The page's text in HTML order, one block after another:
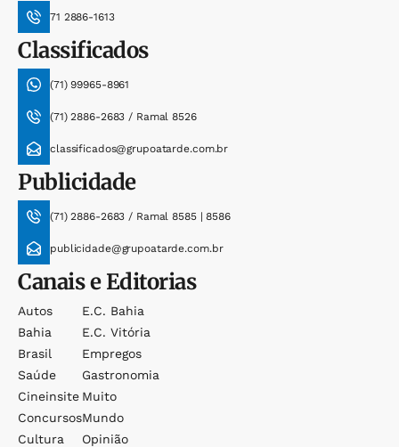
71 2886-1613
Classificados
(71) 99965-8961
(71) 2886-2683 / Ramal 8526
classificados@grupoatarde.com.br
Publicidade
(71) 2886-2683 / Ramal 8585 | 8586
publicidade@grupoatarde.com.br
Canais e Editorias
Autos
Bahia
Brasil
Saúde
Cineinsite
Concursos
Cultura
E.c. Bahia
E.c. Vitória
Empregos
Gastronomia
Muito
Mundo
Opinião